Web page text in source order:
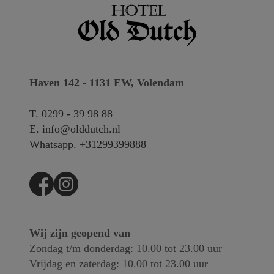
Haven 142 - 1131 EW, Volendam
T. 0299 - 39 98 88
E. info@olddutch.nl
Whatsapp. +31299399888
Wij zijn geopend van
Zondag t/m donderdag: 10.00 tot 23.00 uur
Vrijdag en zaterdag: 10.00 tot 23.00 uur